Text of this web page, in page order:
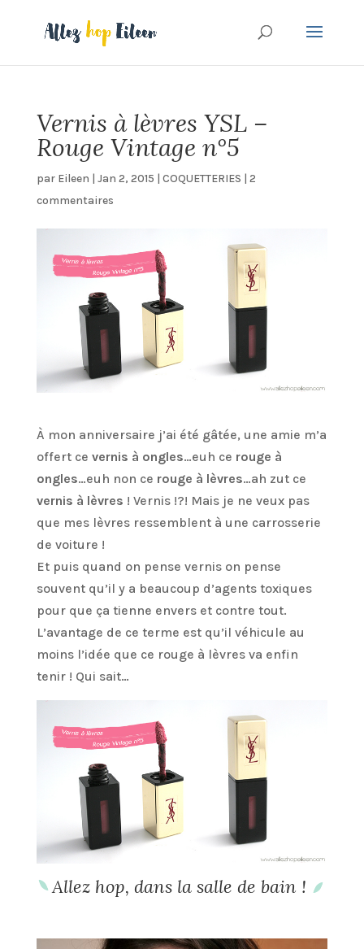
Vernis à lèvres YSL –
Rouge Vintage n°5
par Eileen | Jan 2, 2015 | COQUETTERIES | 2
commentaires
À mon anniversaire j’ai été gâtée, une amie m’a
offert ce vernis à ongles…euh ce rouge à
ongles…euh non ce rouge à lèvres…ah zut ce
vernis à lèvres ! Vernis !?! Mais je ne veux pas
que mes lèvres ressemblent à une carrosserie
de voiture !
Et puis quand on pense vernis on pense
souvent qu’il y a beaucoup d’agents toxiques
pour que ça tienne envers et contre tout.
L’avantage de ce terme est qu’il véhicule au
moins l’idée que ce rouge à lèvres va enfin
tenir ! Qui sait…
Allez hop, dans la salle de bain !